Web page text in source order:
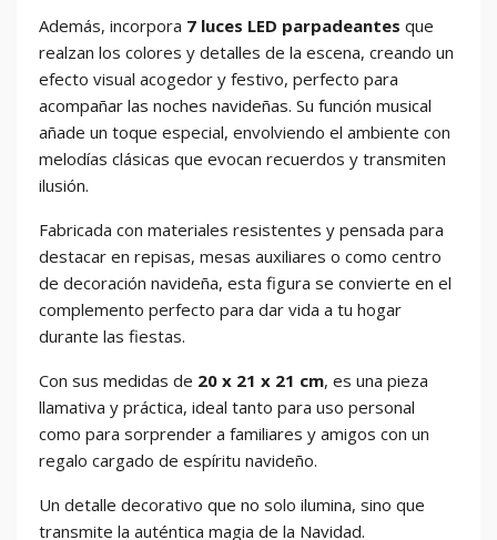
Además, incorpora 7 luces LED parpadeantes que
realzan los colores y detalles de la escena, creando un
efecto visual acogedor y festivo, perfecto para
acompañar las noches navideñas. Su función musical
añade un toque especial, envolviendo el ambiente con
melodías clásicas que evocan recuerdos y transmiten
ilusión.
Fabricada con materiales resistentes y pensada para
destacar en repisas, mesas auxiliares o como centro
de decoración navideña, esta figura se convierte en el
complemento perfecto para dar vida a tu hogar
durante las fiestas.
Con sus medidas de 20 x 21 x 21 cm, es una pieza
llamativa y práctica, ideal tanto para uso personal
como para sorprender a familiares y amigos con un
regalo cargado de espíritu navideño.
Un detalle decorativo que no solo ilumina, sino que
transmite la auténtica magia de la Navidad.